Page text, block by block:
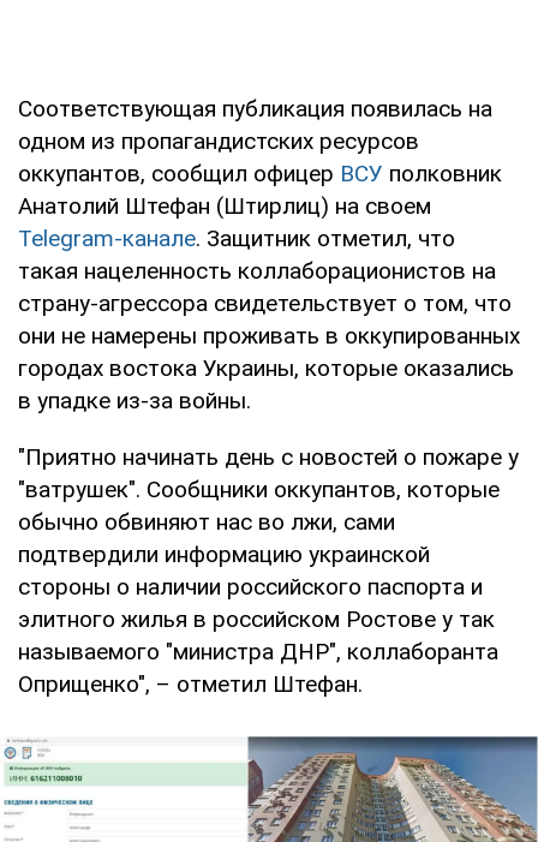
Соответствующая публикация появилась на
одном из пропагандистских ресурсов
оккупантов, сообщил офицер ВСУ полковник
Анатолий Штефан (Штирлиц) на своем
Telegram-канале. Защитник отметил, что
такая нацеленность коллаборационистов на
страну-агрессора свидетельствует о том, что
они не намерены проживать в оккупированных
городах востока Украины, которые оказались
в упадке из-за войны.
"Приятно начинать день с новостей о пожаре у
"ватрушек". Сообщники оккупантов, которые
обычно обвиняют нас во лжи, сами
подтвердили информацию украинской
стороны о наличии российского паспорта и
элитного жилья в российском Ростове у так
называемого "министра ДНР", коллаборанта
Оприщенко", – отметил Штефан.